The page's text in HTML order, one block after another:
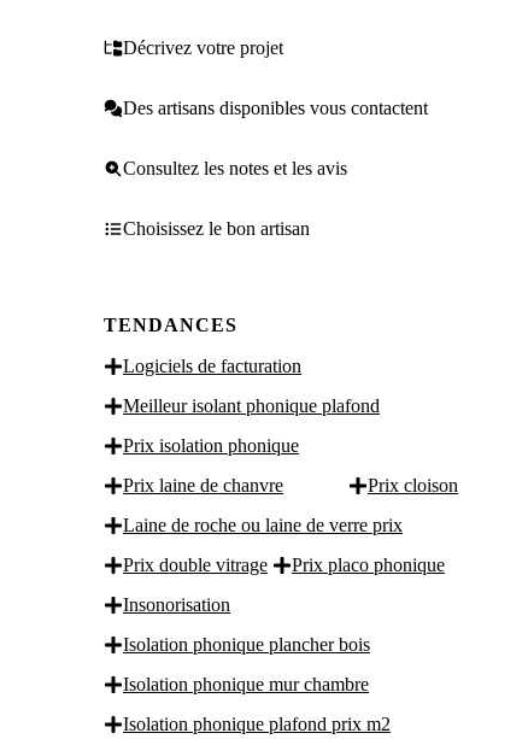
Décrivez votre projet
Des artisans disponibles vous contactent
Consultez les notes et les avis
Choisissez le bon artisan
TENDANCES
Logiciels de facturation
Meilleur isolant phonique plafond
Prix isolation phonique
Prix laine de chanvre
Prix cloison
Laine de roche ou laine de verre prix
Prix double vitrage
Prix placo phonique
Insonorisation
Isolation phonique plancher bois
Isolation phonique mur chambre
Isolation phonique plafond prix m2